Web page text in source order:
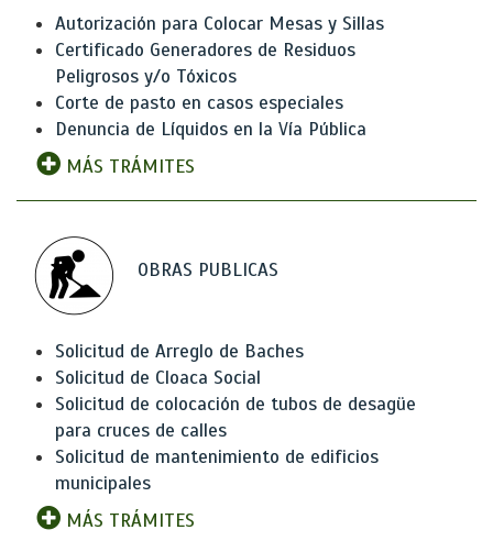
Autorización para Colocar Mesas y Sillas
Certificado Generadores de Residuos
Peligrosos y/o Tóxicos
Corte de pasto en casos especiales
Denuncia de Líquidos en la Vía Pública
MÁS TRÁMITES
OBRAS PUBLICAS
Solicitud de Arreglo de Baches
Solicitud de Cloaca Social
Solicitud de colocación de tubos de desagüe
para cruces de calles
Solicitud de mantenimiento de edificios
municipales
MÁS TRÁMITES